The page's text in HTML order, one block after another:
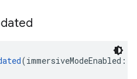
(immersiveModeEnabled: